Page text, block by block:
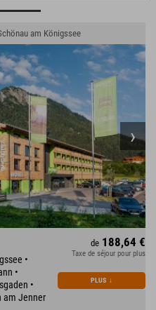
am Königssee
•
•
•
am Jenner
de 188,64 €
Taxe de séjour pour plus
PLUS ↓